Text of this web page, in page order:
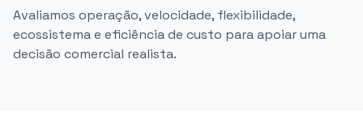
Avaliamos operação, velocidade, flexibilidade,
ecossistema e eficiência de custo para apoiar uma
decisão comercial realista.